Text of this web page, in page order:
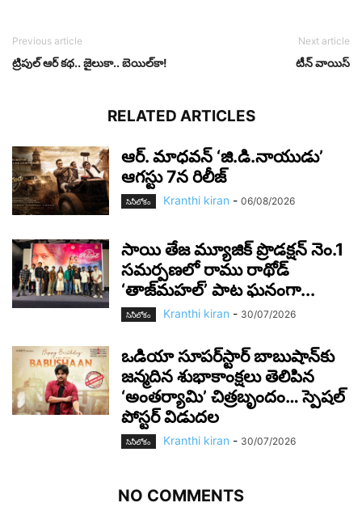
Previous article
ట్రిపుల్ ఆర్ క‌థ‌.. జైలుకా.. బెయిల్‌కా!
Next article
టీన్ వాయిస్
RELATED ARTICLES
ఆర్‌. మాధవన్‌ ‘జి.డి.నాయుడు’
ఆగస్టు 7న రిలీజ్
సినీలోకం Kranthi kiran - 06/08/2026
సాయి తేజ మ్యూజిక్ ప్రొడక్షన్ నెం.1
సమర్పణలో రాము రాథోడ్
‘తాజ్‌మహల్’ పాట ఘనంగా...
సినీలోకం Kranthi kiran - 30/07/2026
ఒడియా సూపర్‌స్టార్ బాబుషాన్‌కు
జన్మదిన శుభాకాంక్షలు తెలిపిన
‘అంతర్యామి’ చిత్రబృందం… స్పెషల్
పోస్టర్ విడుదల
సినీలోకం Kranthi kiran - 30/07/2026
NO COMMENTS